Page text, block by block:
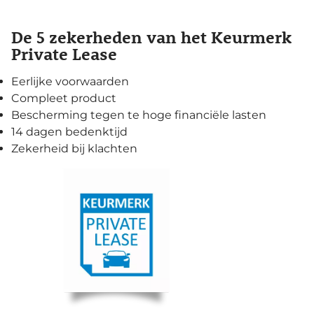
De 5 zekerheden van het Keurmerk
Private Lease
Eerlijke voorwaarden
Compleet product
Bescherming tegen te hoge financiële lasten
14 dagen bedenktijd
Zekerheid bij klachten